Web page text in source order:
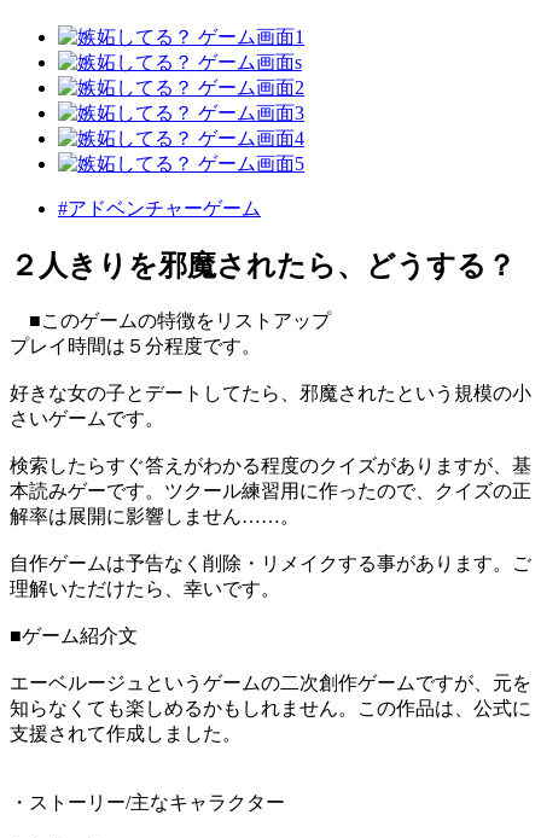
#アドベンチャーゲーム
２人きりを邪魔されたら、どうする？
■このゲームの特徴をリストアップ
プレイ時間は５分程度です。
好きな女の子とデートしてたら、邪魔されたという規模の小
さいゲームです。
検索したらすぐ答えがわかる程度のクイズがありますが、基
本読みゲーです。ツクール練習用に作ったので、クイズの正
解率は展開に影響しません……。
自作ゲームは予告なく削除・リメイクする事があります。ご
理解いただけたら、幸いです。
■ゲーム紹介文
エーベルージュというゲームの二次創作ゲームですが、元を
知らなくても楽しめるかもしれません。この作品は、公式に
支援されて作成しました。
・ストーリー/主なキャラクター